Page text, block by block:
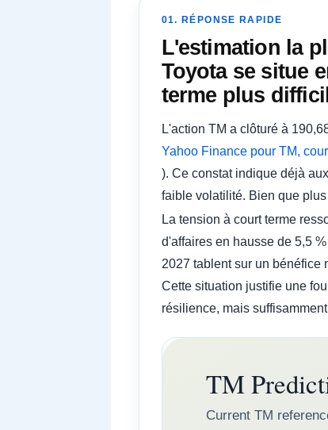
01. RÉPONSE RAPIDE
L'estimation la
Toyota se situe
terme plus
L'action TM a clôturé à
Yahoo Finance pour TM,
). Ce constat indique déjà
faible volatilité. Bien que
La tension à court terme
d'affaires en hausse de 5,5
2027 tablent sur un bénéfice
Cette situation justifie une
résilience, mais